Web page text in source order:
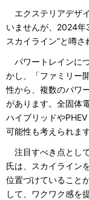
エクステリアデザ
いませんが、2024年
スカイライン”と噂さ
パワートレインに
かし、「ファミリー
性から、複数のパワ
があります。全固体
ハイブリッドや
可能性も考えられます
注目すべき点とし
氏は、スカイライン
位置づけていること
して、ワクワク感を